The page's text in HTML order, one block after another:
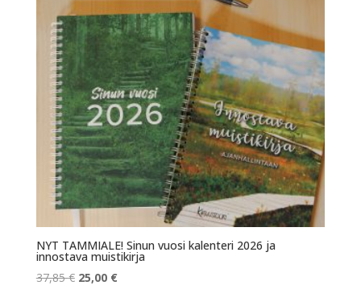
NYT TAMMIALE! Sinun vuosi kalenteri 2026 ja
innostava muistikirja
37,85€ Alkuperäinen
25,00 €Nykyinen